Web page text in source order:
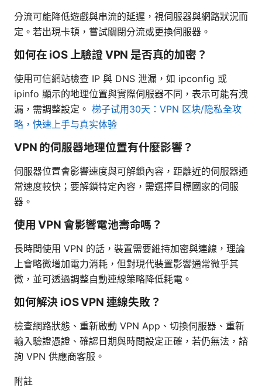
分流可能降低遊戲與串流的延遲，視伺服器與網路狀況而
定。若出現卡頓，嘗試關閉分流或更換伺服器。
如何在 iOS 上驗證 VPN 是否真的加密？
使用可信網站檢查 IP 與 DNS 泄漏，如 ipconfig 或
ipinfo 顯示的地理位置與實際伺服器不同，表示可能有洩
漏，需調整設定。 梯子试用30天：VPN 区块/隐私全攻
略，快速上手与真实体验
VPN 的伺服器地理位置有什麼影響？
伺服器位置會影響速度與可解鎖內容，距離近的伺服器通
常速度較快；要解鎖特定內容，需選擇目標國家的伺服
器。
使用 VPN 會影響電池壽命嗎？
長時間使用 VPN 的話，裝置需要維持加密與連線，理論
上會略微增加電力消耗，但對現代裝置影響通常微乎其
微，並可透過調整自動連線策略降低耗電。
如何解決 iOS VPN 連線失敗？
檢查網路狀態、重新啟動 VPN App、切換伺服器、重新
輸入驗證憑證、確認日期與時間設定正確，若仍無法，諮
詢 VPN 供應商客服。
附註